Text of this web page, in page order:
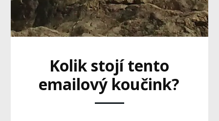
Kolik stojí tento
emailový koučink?